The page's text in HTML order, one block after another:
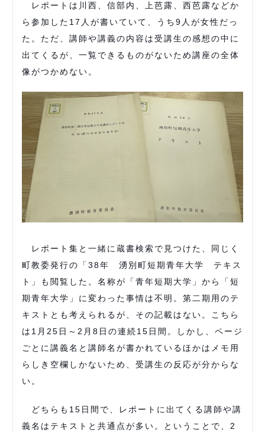
レポートは川西、信部内、上芭露、西芭露などか
ら参加した17人が書いていて、うち9人が女性だっ
た。ただ、講師や講義の内容は受講生の感想の中に
出てくるが、一覧できるものがないため講座の全体
像がつかめない。
レポート集と一緒に蔵書検索で見つけた、同じく
町教委発行の「38年 湧別町短期青年大学 テキス
ト」も閲覧した。名称が「青年短期大学」から「短
期青年大学」に変わった事情は不明。第二期用のテ
キストとも考えられるが、その記載はない。こちら
は1月25日～2月8日の連続15日間。しかし、ページ
ごとに講義名と講師名が書かれているほかはメモ用
らしき空欄しかないため、受講生の反応が分からな
い。
どちらも15日間で、レポートに出てくる講師や講
義名はテキストと共通点が多い。ということで、2